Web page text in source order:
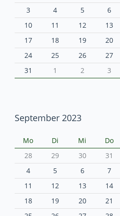
3
4 5 6
10
11 12 13
17
18 19 20
24
25 26 27
31
1 2 3
September 2023
Mo Di Mi Do
28
29 30 31
4
5 6 7
11
12 13 14
18
19 20 21